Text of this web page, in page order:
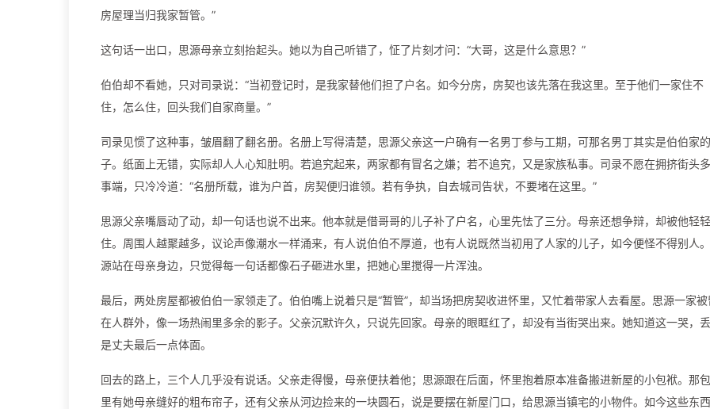
房屋理当归我家暂管。”
这句话一出口，思源母亲立刻抬起头。她以为自己听错了，怔了片刻才问：“大哥，这是什么意思？”
伯伯却不看她，只对司录说：“当初登记时，是我家替他们担了户名。如今分房，房契也该先落在我这里。至于他们一家住不
住，怎么住，回头我们自家商量。”
司录见惯了这种事，皱眉翻了翻名册。名册上写得清楚，思源父亲这一户确有一名男丁参与工期，可那名男丁其实是伯伯家
子。纸面上无错，实际却人人心知肚明。若追究起来，两家都有冒名之嫌；若不追究，又是家族私事。司录不愿在拥挤街头
事端，只冷冷道：“名册所载，谁为户首，房契便归谁领。若有争执，自去城司告状，不要堵在这里。”
思源父亲嘴唇动了动，却一句话也说不出来。他本就是借哥哥的儿子补了户名，心里先怯了三分。母亲还想争辩，却被他轻
住。周围人越聚越多，议论声像潮水一样涌来，有人说伯伯不厚道，也有人说既然当初用了人家的儿子，如今便怪不得别人
源站在母亲身边，只觉得每一句话都像石子砸进水里，把她心里搅得一片浑浊。
最后，两处房屋都被伯伯一家领走了。伯伯嘴上说着只是“暂管”，却当场把房契收进怀里，又忙着带家人去看屋。思源一家被
在人群外，像一场热闹里多余的影子。父亲沉默许久，只说先回家。母亲的眼眶红了，却没有当街哭出来。她知道这一哭，
是丈夫最后一点体面。
回去的路上，三个人几乎没有说话。父亲走得慢，母亲便扶着他；思源跟在后面，怀里抱着原本准备搬进新屋的小包袱。那
里有她母亲缝好的粗布帘子，还有父亲从河边捡来的一块圆石，说是要摆在新屋门口，给思源当镇宅的小物件。如今这些东